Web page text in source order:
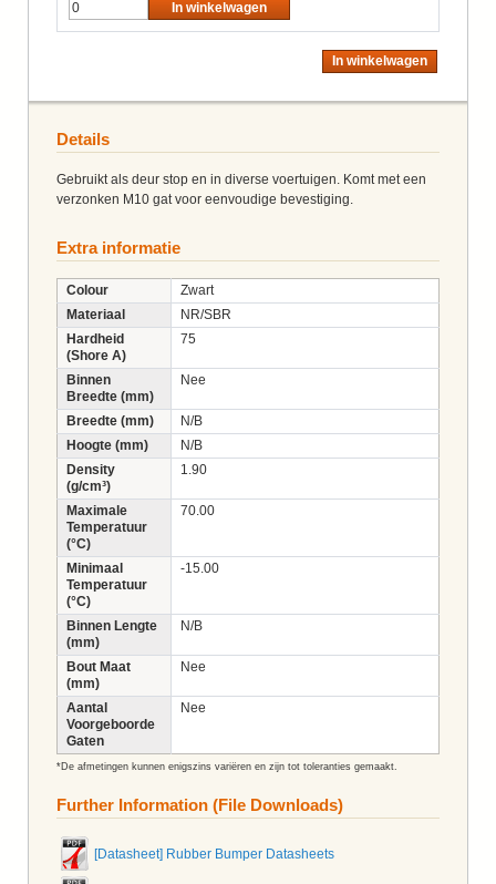
In winkelwagen
In winkelwagen
Details
Gebruikt als deur stop en in diverse voertuigen. Komt met een
verzonken M10 gat voor eenvoudige bevestiging.
Extra informatie
Colour
Zwart
Materiaal
NR/SBR
Hardheid
(Shore A)
75
Binnen
Breedte (mm)
Nee
Breedte (mm)
N/B
Hoogte (mm)
N/B
Density
(g/cm³)
1.90
Maximale
Temperatuur
(°C)
70.00
Minimaal
Temperatuur
(°C)
-15.00
Binnen Lengte
(mm)
N/B
Bout Maat
(mm)
Nee
Aantal
Voorgeboorde
Gaten
Nee
*De afmetingen kunnen enigszins variëren en zijn tot toleranties gemaakt.
Further Information (File Downloads)
[Datasheet] Rubber Bumper Datasheets